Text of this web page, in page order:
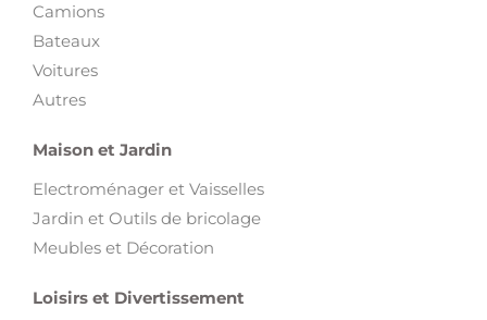
Camions
Bateaux
Voitures
Autres
Maison et Jardin
Electroménager et Vaisselles
Jardin et Outils de bricolage
Meubles et Décoration
Loisirs et Divertissement